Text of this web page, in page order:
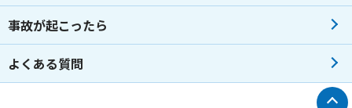
事故が起こったら
よくある質問